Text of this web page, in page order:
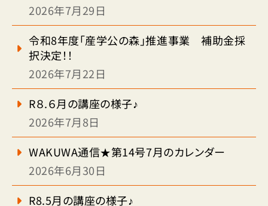
2026年7月29日
令和8年度「産学公の森」推進事業 補助金採
択決定！！
2026年7月22日
R８.６月の講座の様子♪
2026年7月8日
WAKUWA通信★第14号7月のカレンダー
2026年6月30日
R8.5月の講座の様子♪